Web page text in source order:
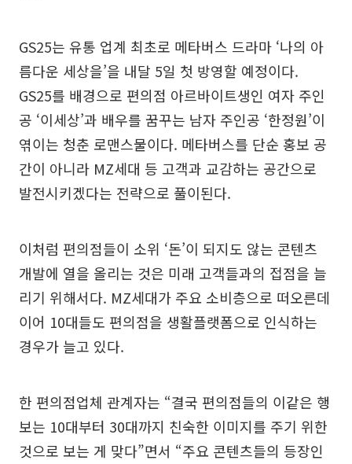
GS25는 유통 업계 최초로 메타버스 드라마 ‘나의 아
름다운 세상을’을 내달 5일 첫 방영할 예정이다.
GS25를 배경으로 편의점 아르바이트생인 여자 주인
공 ‘이세상’과 배우를 꿈꾸는 남자 주인공 ‘한정원’이
엮이는 청춘 로맨스물이다. 메타버스를 단순 홍보 공
간이 아니라 MZ세대 등 고객과 교감하는 공간으로
발전시키겠다는 전략으로 풀이된다.
이처럼 편의점들이 소위 ‘돈’이 되지도 않는 콘텐츠
개발에 열을 올리는 것은 미래 고객들과의 접점을 늘
리기 위해서다. MZ세대가 주요 소비층으로 떠오른데
이어 10대들도 편의점을 생활플랫폼으로 인식하는
경우가 늘고 있다.
한 편의점업체 관계자는 “결국 편의점들의 이같은 행
보는 10대부터 30대까지 친숙한 이미지를 주기 위한
것으로 보는 게 맞다”면서 “주요 콘텐츠들의 등장인